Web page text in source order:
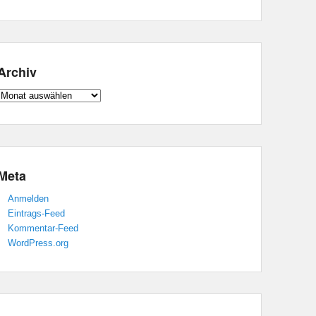
Archiv
Anmelden
Eintrags-Feed
Kommentar-Feed
WordPress.org